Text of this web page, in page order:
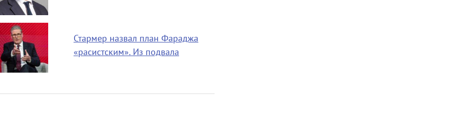
Стармер назвал план Фараджа
«расистским». Из подвала